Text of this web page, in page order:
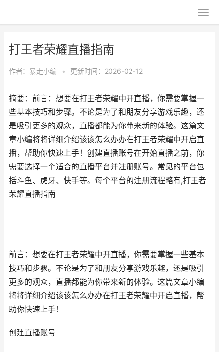
打王者荣耀直播指南
作者： 暴走小编 • 更新时间：2026-02-12
摘要：前言：想要在打王者荣耀中开直播，你需要掌握一
些基本技巧和步骤。不论是为了和朋友分享游戏乐趣，还
是吸引更多的观众，直播都能为你带来新的体验。这篇文
章小编将将详细介绍该该怎么办办在打王者荣耀中开启直
播，帮助你快速上手！创建直播账号在开始直播之前，你
需要选择一个适合的直播平台并注册账号。常见的平台包
括斗鱼、虎牙、快手等。每个平台的注册流程略有,打王者
荣耀直播指南
前言：想要在打王者荣耀中开直播，你需要掌握一些基本
技巧和步骤。不论是为了和朋友分享游戏乐趣，还是吸引
更多的观众，直播都能为你带来新的体验。这篇文章小编
将将详细介绍该该怎么办办在打王者荣耀中开启直播，帮
助你快速上手！
创建直播账号